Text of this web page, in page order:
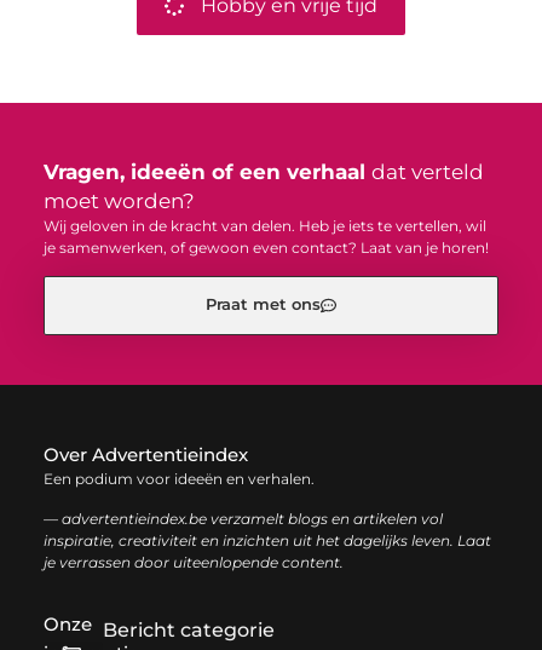
Hobby en vrije tijd
Vragen, ideeën of een verhaal dat verteld
moet worden?
Wij geloven in de kracht van delen. Heb je iets te vertellen, wil
je samenwerken, of gewoon even contact? Laat van je horen!
Praat met ons
Over Advertentieindex
Een podium voor ideeën en verhalen.
— advertentieindex.be verzamelt blogs en artikelen vol
inspiratie, creativiteit en inzichten uit het dagelijks leven. Laat
je verrassen door uiteenlopende content.
Onze Bericht categorie